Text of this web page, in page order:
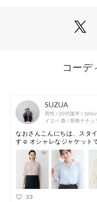
経糸に極細フィラメント
■軽やかで透けにくい適度
薄地でありながら透けす
備えた扱いやすい素材で
アームホールには抗菌・
【着用推奨シーズン】秋